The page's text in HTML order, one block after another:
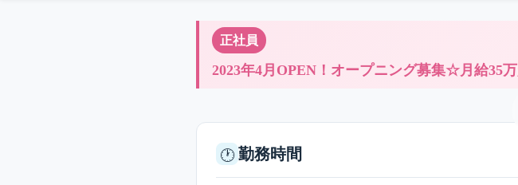
正社員
2023年4月OPEN！オープニング募集☆月給35
🕐 勤務時間